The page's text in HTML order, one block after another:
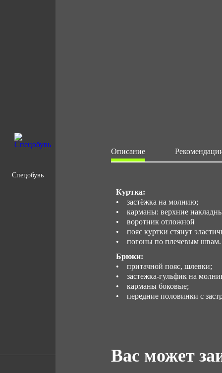
Спецобувь
Описание
Куртка:
• застёжка на молнию;
• карманы: верхние
• воротник отложной
• пояс куртки стянут
• погоны по плечевым швам.
Брюки:
• притачной пояс, шлевки;
• застежка-гульфик на
• карманы боковые;
• передние половинки с
Вас может